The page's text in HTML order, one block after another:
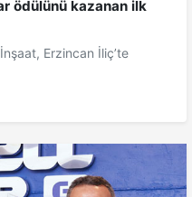
ödülünü kazanan ilk
Erzincan İliç’te